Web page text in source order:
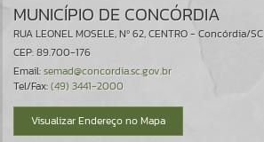
MUNICÍPIO DE CONCÓRDIA
RUA LEONEL MOSELE, Nº 62, CENTRO - Concórdia/SC
CEP: 89.700-176
Email:semad@concordia.sc.gov.br
Tel/Fax:(49) 3441-2000
Visualizar Endereço no Mapa